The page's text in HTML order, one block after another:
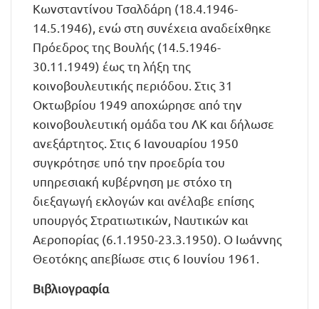
Κωνσταντίνου Τσαλδάρη (18.4.1946-
14.5.1946), ενώ στη συνέχεια αναδείχθηκε
Πρόεδρος της Βουλής (14.5.1946-
30.11.1949) έως τη λήξη της
κοινοβουλευτικής περιόδου. Στις 31
Οκτωβρίου 1949 αποχώρησε από την
κοινοβουλευτική ομάδα του ΛΚ και δήλωσε
ανεξάρτητος. Στις 6 Ιανουαρίου 1950
συγκρότησε υπό την προεδρία του
υπηρεσιακή κυβέρνηση με στόχο τη
διεξαγωγή εκλογών και ανέλαβε επίσης
υπουργός Στρατιωτικών, Ναυτικών και
Αεροπορίας (6.1.1950-23.3.1950). Ο Ιωάννης
Θεοτόκης απεβίωσε στις 6 Ιουνίου 1961.
Βιβλιογραφία